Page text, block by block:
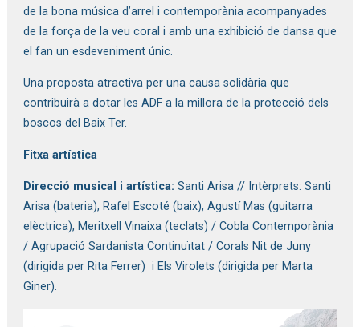
de la bona música d’arrel i contemporània acompanyades
de la força de la veu coral i amb una exhibició de dansa que
el fan un esdeveniment únic.
Una proposta atractiva per una causa solidària que
contribuirà a dotar les ADF a la millora de la protecció dels
boscos del Baix Ter.
Fitxa artística
Direcció musical i artística: Santi Arisa // Intèrprets: Santi
Arisa (bateria), Rafel Escoté (baix), Agustí Mas (guitarra
elèctrica), Meritxell Vinaixa (teclats) / Cobla Contemporània
/ Agrupació Sardanista Continuïtat / Corals Nit de Juny
(dirigida per Rita Ferrer) i Els Virolets (dirigida per Marta
Giner).